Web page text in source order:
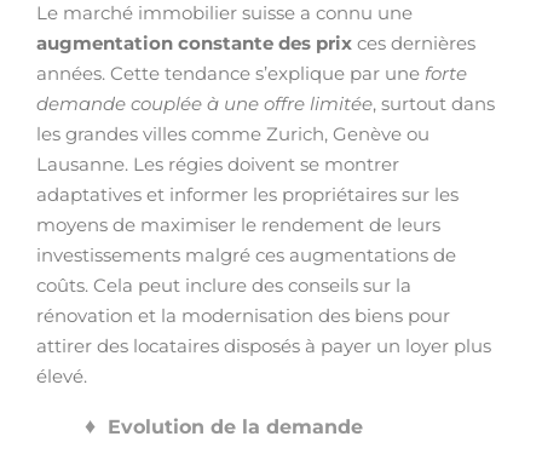
Le marché immobilier suisse a connu une
augmentation constante des prix ces dernières
années. Cette tendance s’explique par une forte
demande couplée à une offre limitée, surtout dans
les grandes villes comme Zurich, Genève ou
Lausanne. Les régies doivent se montrer
adaptatives et informer les propriétaires sur les
moyens de maximiser le rendement de leurs
investissements malgré ces augmentations de
coûts. Cela peut inclure des conseils sur la
rénovation et la modernisation des biens pour
attirer des locataires disposés à payer un loyer plus
élevé.
Evolution de la demande